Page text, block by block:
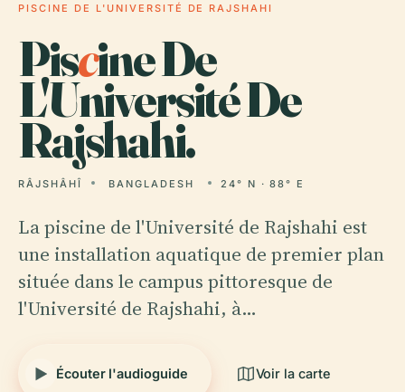
PISCINE DE L'UNIVERSITÉ DE RAJSHAHI
Piscine De
L'Université De
Rajshahi.
RÂJSHÂHÎ BANGLADESH 24° N · 88° E
La piscine de l'Université de Rajshahi est
une installation aquatique de premier plan
située dans le campus pittoresque de
l'Université de Rajshahi, à…
Écouter l'audioguide Voir la carte